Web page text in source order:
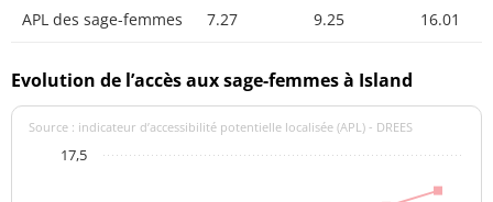
APL des sage-femmes 7.27 9.25 16.01
Evolution de l’accès aux sage-femmes à Island
Source : indicateur d’accessibilité potentielle localisée (APL) - DREES
17,5